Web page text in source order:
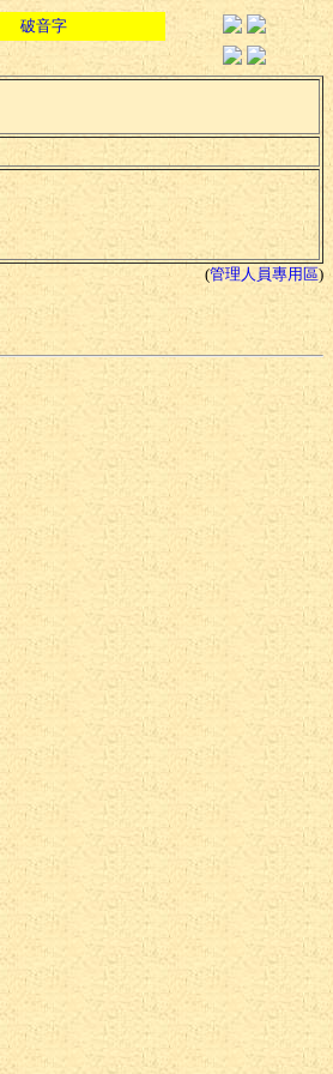
破音字
(管理人員專用區)